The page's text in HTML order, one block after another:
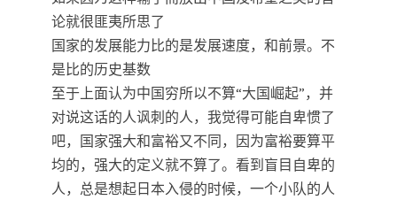
论就很匪夷所思了
国家的发展能力比的是发展速度，和前景。不
是比的历史基数
至于上面认为中国穷所以不算“大国崛起”，并
对说这话的人讽刺的人，我觉得可能自卑惯了
吧，国家强大和富裕又不同，因为富裕要算平
均的，强大的定义就不算了。看到盲目自卑的
人，总是想起日本入侵的时候，一个小队的人